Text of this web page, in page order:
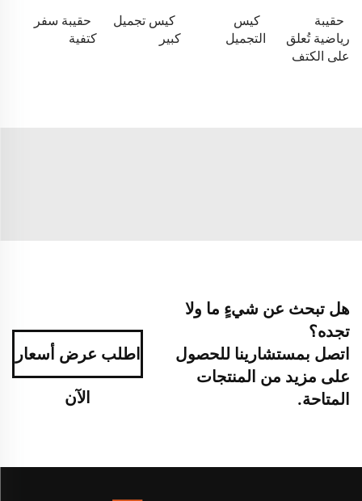
حقيبة
رياضية تُعلق
على الكتف
كيس
التجميل
كيس تجميل
كبير
حقيبة سفر
كتفية
هل تبحث عن شيءٍ ما ولا
تجده؟
اتصل بمستشارينا للحصول
على مزيد من المنتجات
المتاحة.
اطلب عرض أسعار
الآن